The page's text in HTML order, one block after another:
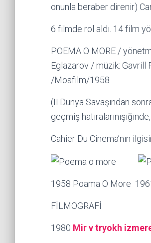
onunla beraber direnir)
6 filmde rol aldı. 14 film
POEMA O MORE /
Eglazarov / müzik:
/Mosfilm/1958
(II.Dünya Savaşından
geçmiş
Cahier Du Cinema’nın
1958 Poama O More
FİLMOGRAFİ
1980 Mir v tryokh